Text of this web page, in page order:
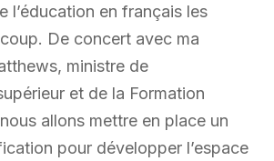
l’éducation en français les
De concert avec ma
ministre de
et de la Formation
allons mettre en place un
pour développer l’espace